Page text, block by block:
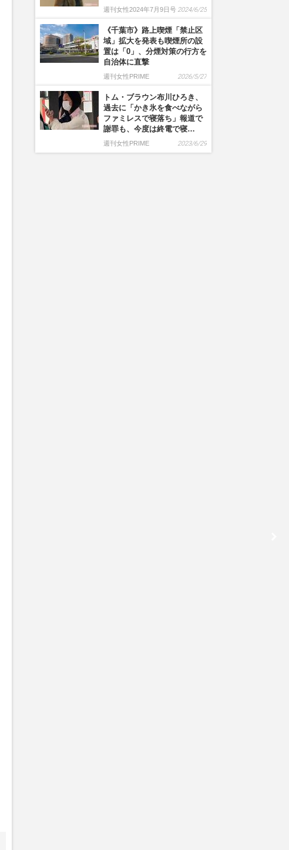
週刊女性2024年7月9日号 2024/6/25
《千葉市》路上喫煙「禁止区
域」拡大を発表も喫煙所の設
置は「0」、分煙対策の行方を
自治体に直撃
週刊女性PRIME 2026/5/27
トム・ブラウン布川ひろき、
過去に「かき氷を食べながら
ファミレスで寝落ち」報道で
謝罪も、今度は終電で寝…
週刊女性PRIME 2023/6/29